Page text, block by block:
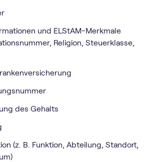
und ELStAM-Merkmale
Religion, Steuerklasse,
des Gehalts
(z. B. Funktion, Abteilung, Standort,